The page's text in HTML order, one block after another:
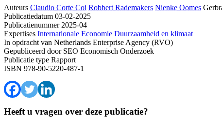
Auteurs Claudio Corte Coi Robbert Rademakers Nienke Oomes
Publicatiedatum 03-02-2025
Publicatienummer2025-04
Expertises Internationale Economie Duurzaamheid en klimaat
In opdracht van Netherlands Enterprise Agency (RVO)
Gepubliceerd doorSEO Economisch Onderzoek
Publicatie type Rapport
ISBN 978-90-5220-487-1
Heeft u vragen over deze publicatie?